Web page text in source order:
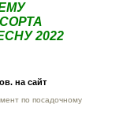
2022
на сайт
по посадочному